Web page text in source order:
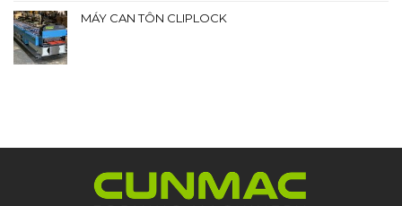
MÁY CAN TÔN CLIPLOCK